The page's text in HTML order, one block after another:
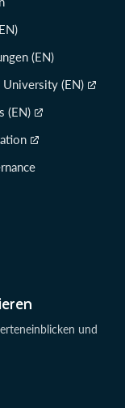
und
(EN)
(EN)
(EN)